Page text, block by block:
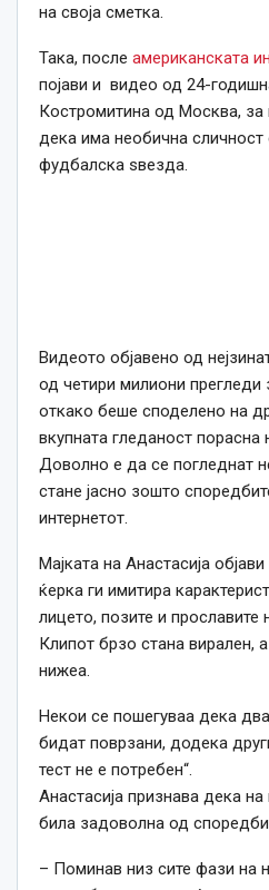
на своја сметка.
Така, после американската
појави и видео од 24-
Костромитина од Москва, за
дека има необична
фудбалска ѕвезда.
Видеото објавено од
од четири милиони прегледи
откако беше споделено на
вкупната гледаност порасна
Доволно е да се погледнат
стане јасно зошто
интернетот.
Мајката на Анастасија
ќерка ги имитира
лицето, позите и прославите
Клипот брзо стана вирален,
нижеа.
Некои се пошегуваа дека
бидат поврзани, додека
тест не е потребен“.
Анастасија признава дека
била задоволна од
– Поминав низ сите фази на